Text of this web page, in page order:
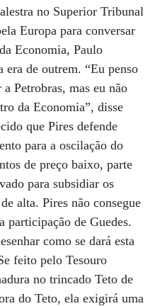
no Superior Tribunal
Europa para conversar
Economia, Paulo
era de outrem. “Eu penso
Petrobras, mas eu não
da Economia”, disse
que Pires defende
para a oscilação do
de preço baixo, parte
para subsidiar os
alta. Pires não consegue
participação de Guedes.
como se dará esta
feito pelo Tesouro
no trincado Teto de
do Teto, ela exigirá uma